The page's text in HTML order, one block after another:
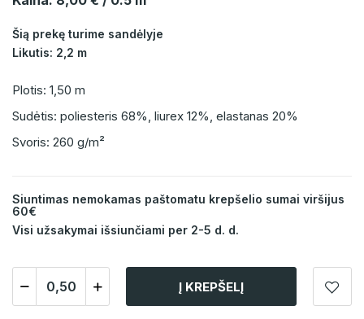
Šią prekę turime sandėlyje
Likutis: 2,2 m
Plotis: 1,50 m
Sudėtis: poliesteris 68%, liurex 12%, elastanas 20%
Svoris: 260 g/m²
Siuntimas nemokamas paštomatu krepšelio sumai viršijus
60€
Visi užsakymai išsiunčiami per 2-5 d. d.
Į KREPŠELĮ